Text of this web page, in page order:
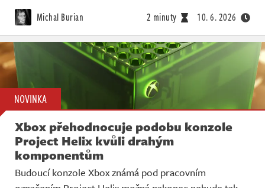
Michal Burian 2 minuty 10. 6. 2026
NOVINKA
Xbox přehodnocuje podobu konzole
Project Helix kvůli drahým
komponentům
Budoucí konzole Xbox známá pod pracovním